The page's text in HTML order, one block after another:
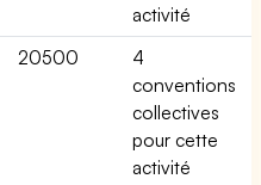
activité
20500
4
conventions
collectives
pour cette
activité